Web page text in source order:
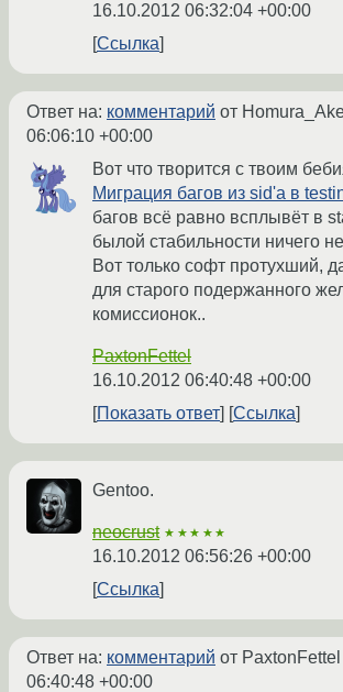
16.10.2012 06:32:04 +00:00
Ссылка
Ответ на: комментарий от
06:06:10 +00:00
Вот что творится с твоим
Миграция багов из sid'а в
багов всё равно всплывёт в
былой стабильности ничего
Вот только софт протухший,
для старого подержанного
комиссионок..
PaxtonFettel
16.10.2012 06:40:48 +00:00
Показать ответ
Ссылка
Gentoo.
neocrust ★★★★★
16.10.2012 06:56:26 +00:00
Ссылка
Ответ на: комментарий от PaxtonFettel
06:40:48 +00:00